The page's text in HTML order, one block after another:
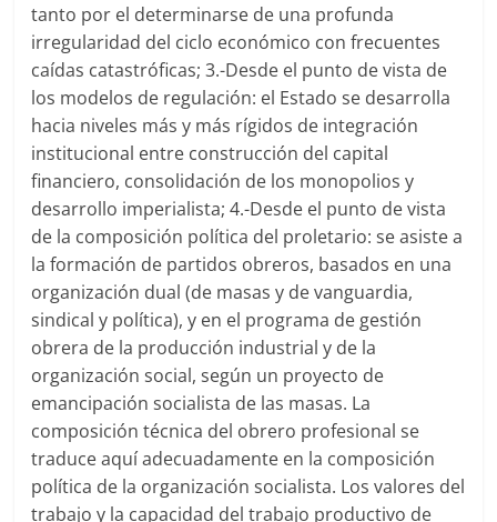
tanto por el determinarse de una profunda
irregularidad del ciclo económico con frecuentes
caídas catastróficas; 3.-Desde el punto de vista de
los modelos de regulación: el Estado se desarrolla
hacia niveles más y más rígidos de integración
institucional entre construcción del capital
financiero, consolidación de los monopolios y
desarrollo imperialista; 4.-Desde el punto de vista
de la composición política del proletario: se asiste a
la formación de partidos obreros, basados en una
organización dual (de masas y de vanguardia,
sindical y política), y en el programa de gestión
obrera de la producción industrial y de la
organización social, según un proyecto de
emancipación socialista de las masas. La
composición técnica del obrero profesional se
traduce aquí adecuadamente en la composición
política de la organización socialista. Los valores del
trabajo y la capacidad del trabajo productivo de